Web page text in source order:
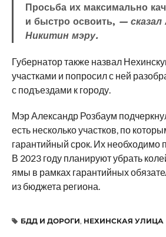
Просьба их максимально
и быстро освоить, — сказал
Никитин мэру.
Губернатор также назвал
участками и попросил с ней
с подъездами к городу.
Мэр Александр Розбаум
есть несколько участков, по
гарантийный срок. Их необходимо
В 2023 году планируют убрать
ямы в рамках гарантийных
из бюджета региона.
БДД И ДОРОГИ, НЕХИНСКАЯ УЛИЦА